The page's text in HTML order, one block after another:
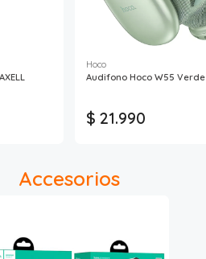
Hoco
Audifono Hoco W55 Verde
$ 21.990
Accesorios